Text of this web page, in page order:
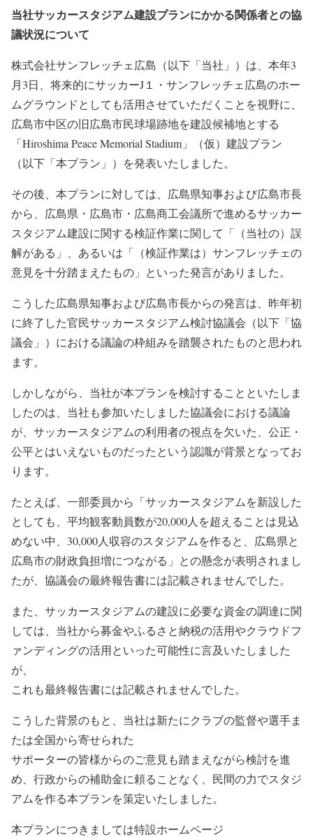
当社サッカースタジアム建設プランにかかる関係者との協
議状況について
株式会社サンフレッチェ広島（以下「当社」）は、本年3
月3日、将来的にサッカーJ１・サンフレッチェ広島のホー
ムグラウンドとしても活用させていただくことを視野に、
広島市中区の旧広島市民球場跡地を建設候補地とする
「Hiroshima Peace Memorial Stadium」（仮）建設プラン
（以下「本プラン」）を発表いたしました。
その後、本プランに対しては、広島県知事および広島市長
から、広島県・広島市・広島商工会議所で進めるサッカー
スタジアム建設に関する検証作業に関して「（当社の）誤
解がある」、あるいは「（検証作業は）サンフレッチェの
意見を十分踏まえたもの」といった発言がありました。
こうした広島県知事および広島市長からの発言は、昨年初
に終了した官民サッカースタジアム検討協議会（以下「協
議会」）における議論の枠組みを踏襲されたものと思われ
ます。
しかしながら、当社が本プランを検討することといたしま
したのは、当社も参加いたしました協議会における議論
が、サッカースタジアムの利用者の視点を欠いた、公正・
公平とはいえないものだったという認識が背景となってお
ります。
たとえば、一部委員から「サッカースタジアムを新設した
としても、平均観客動員数が20,000人を超えることは見込
めない中、30,000人収容のスタジアムを作ると、広島県と
広島市の財政負担増につながる」との懸念が表明されまし
たが、協議会の最終報告書には記載されませんでした。
また、サッカースタジアムの建設に必要な資金の調達に関
しては、当社から募金やふるさと納税の活用やクラウドフ
ァンディングの活用といった可能性に言及いたしました
が、
これも最終報告書には記載されませんでした。
こうした背景のもと、当社は新たにクラブの監督や選手ま
たは全国から寄せられた
サポーターの皆様からのご意見も踏まえながら検討を進
め、行政からの補助金に頼ることなく、民間の力でスタジ
アムを作る本プランを策定いたしました。
本プランにつきましては特設ホームページ